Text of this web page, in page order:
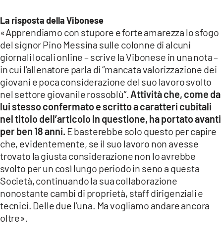
La risposta della Vibonese
«Apprendiamo con stupore e forte amarezza lo sfogo
del signor Pino Messina sulle colonne di alcuni
giornali locali online – scrive la Vibonese in una nota –
in cui l’allenatore parla di “mancata valorizzazione dei
giovani e poca considerazione del suo lavoro svolto
nel settore giovanile rossoblù”. Attività che, come da
lui stesso confermato e scritto a caratteri cubitali
nel titolo dell’articolo in questione, ha portato avanti
per ben 18 anni. E basterebbe solo questo per capire
che, evidentemente, se il suo lavoro non avesse
trovato la giusta considerazione non lo avrebbe
svolto per un così lungo periodo in seno a questa
Società, continuando la sua collaborazione
nonostante cambi di proprietà, staff dirigenziali e
tecnici. Delle due l’una. Ma vogliamo andare ancora
oltre».